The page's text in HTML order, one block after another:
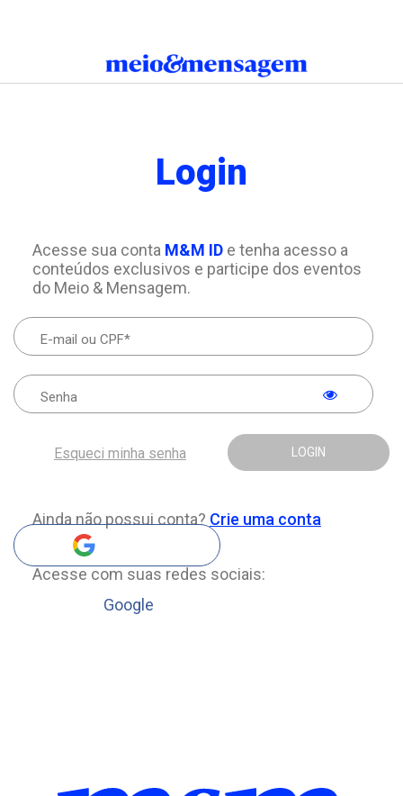
Login
Acesse sua conta M&M IDe tenha acesso a
conteúdos exclusivos e participe dos eventos
do Meio & Mensagem.
LOGIN
Esqueci minha senha
Ainda não possui conta? Crie uma conta
Acesse com suas redes sociais:
Google